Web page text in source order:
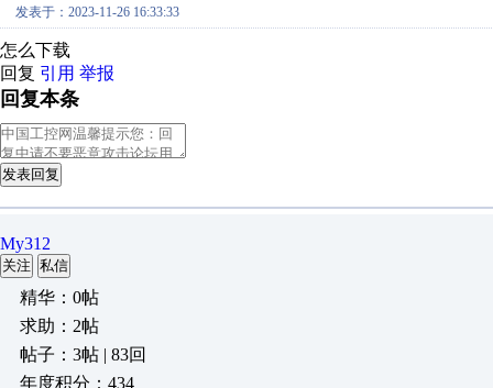
发表于：2023-11-26 16:33:33
怎么下载
回复 引用 举报
回复本条
发表回复
My312
关注 私信
精华：0帖
求助：2帖
帖子：3帖 | 83回
年度积分：434